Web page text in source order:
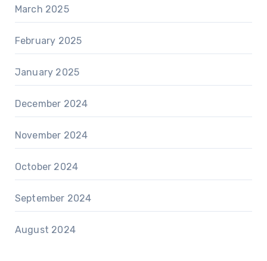
March 2025
February 2025
January 2025
December 2024
November 2024
October 2024
September 2024
August 2024